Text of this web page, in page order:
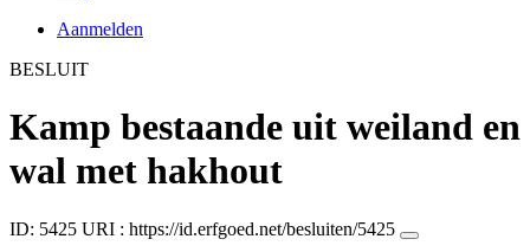
Aanmelden
BESLUIT
Kamp bestaande uit weiland en
wal met hakhout
ID: 5425 URI : https://id.erfgoed.net/besluiten/5425